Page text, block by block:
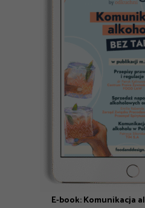
E-book: Komunikacja